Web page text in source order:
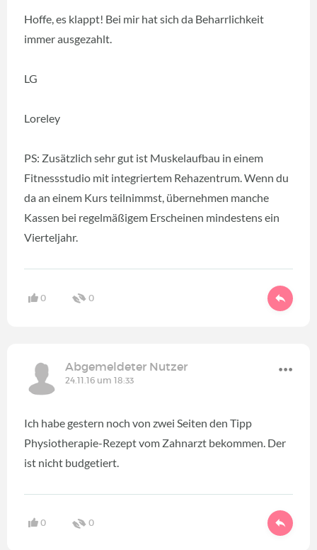
Hoffe, es klappt! Bei mir hat sich da Beharrlichkeit
immer ausgezahlt.
LG
Loreley
PS: Zusätzlich sehr gut ist Muskelaufbau in einem
Fitnessstudio mit integriertem Rehazentrum. Wenn du
da an einem Kurs teilnimmst, übernehmen manche
Kassen bei regelmäßigem Erscheinen mindestens ein
Vierteljahr.
0 0
Abgemeldeter Nutzer
24.11.16 um 18:33
Ich habe gestern noch von zwei Seiten den Tipp
Physiotherapie-Rezept vom Zahnarzt bekommen. Der
ist nicht budgetiert.
0 0